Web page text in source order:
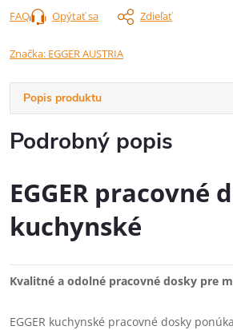
Opýtať sa Zdieľať
FAQ
Značka: EGGER AUSTRIA
Popis produktu
Podrobný popis
EGGER pracovné
kuchynské
Kvalitné a odolné pracovné dosky pre
EGGER kuchynské pracovné dosky